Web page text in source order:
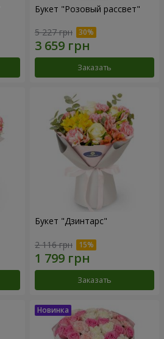
Букет "Розовый рассвет"
5 227 грн
Заказать
Букет "Дзинтарс"
2 116 грн
Заказать